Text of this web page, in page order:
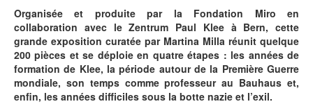
Organisée et produite par la Fondation Miro en
collaboration avec le Zentrum Paul Klee à Bern, cette
grande exposition curatée par Martina Milla réunit quelque
200 pièces et se déploie en quatre étapes : les années de
formation de Klee, la période autour de la Première Guerre
mondiale, son temps comme professeur au Bauhaus et,
enfin, les années difficiles sous la botte nazie et l’exil.